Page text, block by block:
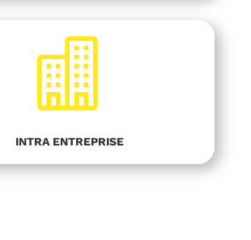

INTRA ENTREPRISE